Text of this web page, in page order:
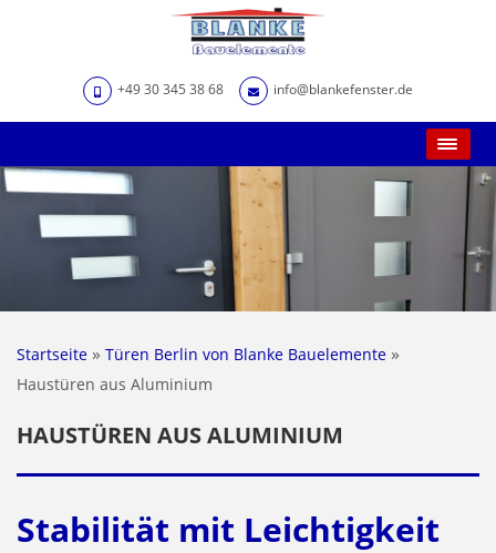
+49 30 345 38 68 info@blankefenster.de
Startseite » Türen Berlin von Blanke Bauelemente »
Haustüren aus Aluminium
HAUSTÜREN AUS ALUMINIUM
Stabilität mit Leichtigkeit